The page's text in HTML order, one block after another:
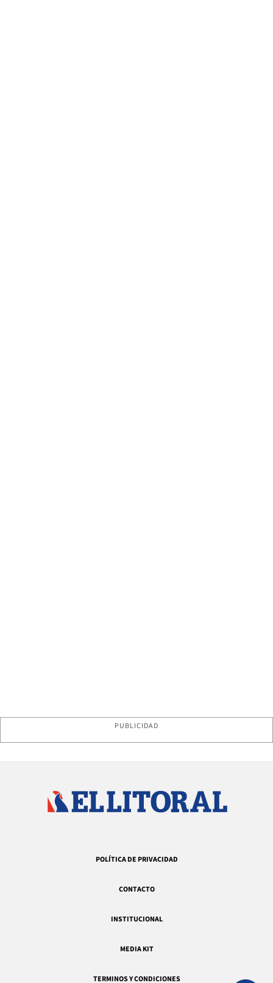
PUBLICIDAD
POLÍTICA DE PRIVACIDAD
CONTACTO
INSTITUCIONAL
MEDIA KIT
TERMINOS Y CONDICIONES